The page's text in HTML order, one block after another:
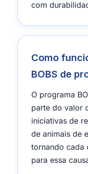
com
Como
BOBS de
O programa
parte do valor
iniciativas de
de animais de
tornando cada
para essa